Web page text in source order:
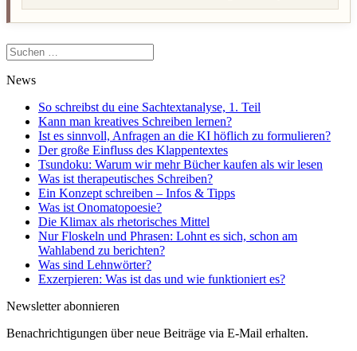
Suchen
nach:
News
So schreibst du eine Sachtextanalyse, 1. Teil
Kann man kreatives Schreiben lernen?
Ist es sinnvoll, Anfragen an die KI höflich zu formulieren?
Der große Einfluss des Klappentextes
Tsundoku: Warum wir mehr Bücher kaufen als wir lesen
Was ist therapeutisches Schreiben?
Ein Konzept schreiben – Infos & Tipps
Was ist Onomatopoesie?
Die Klimax als rhetorisches Mittel
Nur Floskeln und Phrasen: Lohnt es sich, schon am
Wahlabend zu berichten?
Was sind Lehnwörter?
Exzerpieren: Was ist das und wie funktioniert es?
Newsletter abonnieren
Benachrichtigungen über neue Beiträge via E-Mail erhalten.